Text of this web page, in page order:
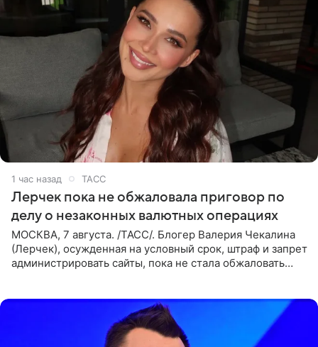
1 час назад ТАСС
Лерчек пока не обжаловала приговор по
делу о незаконных валютных операциях
МОСКВА, 7 августа. /ТАСС/. Блогер Валерия Чекалина
(Лерчек), осужденная на условный срок, штраф и запрет
администрировать сайты, пока не стала обжаловать